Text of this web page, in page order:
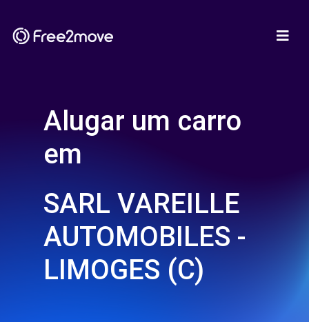
Alugar um carro
em
SARL VAREILLE
AUTOMOBILES -
LIMOGES (C)